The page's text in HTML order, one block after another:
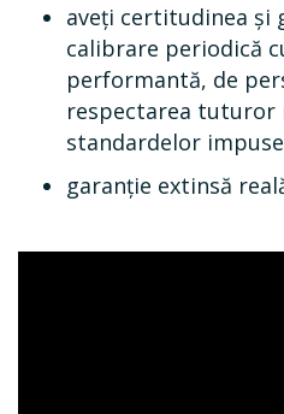
aveți certitudinea și
calibrare periodică
performantă, de
respectarea tuturor
standardelor
garanţie extinsă